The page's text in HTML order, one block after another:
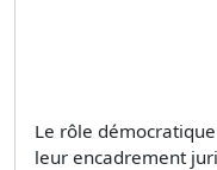
Le rôle
leur encadrement